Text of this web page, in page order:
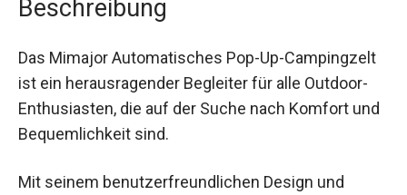
Beschreibung
Das Mimajor Automatisches Pop-Up-Campingzelt
ist ein herausragender Begleiter für alle Outdoor-
Enthusiasten, die auf der Suche nach Komfort und
Bequemlichkeit sind.
Mit seinem benutzerfreundlichen Design und